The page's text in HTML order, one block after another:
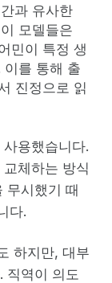
과 유사한
모델들은
민이 특정 생
이를 통해 출
진정으로 읽
용했습니다.
체하는 방식
무시했기 때
다.
하지만, 대부
직역이 의도